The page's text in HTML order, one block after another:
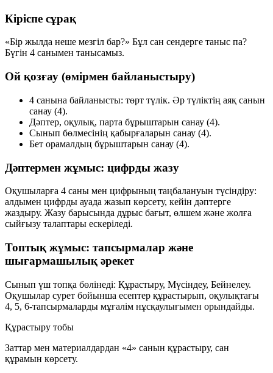
Кіріспе сұрақ
«Бір жылда неше мезгіл бар?» Бұл сан сендерге таныс па?
Бүгін 4 санымен танысамыз.
Ой қозғау (өмірмен байланыстыру)
4 санына байланысты: төрт түлік. Әр түліктің аяқ санын
санау (4).
Дәптер, оқулық, парта бұрыштарын санау (4).
Сынып бөлмесінің қабырғаларын санау (4).
Бет орамалдың бұрыштарын санау (4).
Дәптермен жұмыс: цифрды жазу
Оқушыларға 4 саны мен цифрының таңбалануын түсіндіру:
алдымен цифрды ауада жазып көрсету, кейін дәптерге
жаздыру. Жазу барысында дұрыс бағыт, өлшем және жолға
сыйғызу талаптары ескеріледі.
Топтық жұмыс: тапсырмалар және
шығармашылық әрекет
Сынып үш топқа бөлінеді: Құрастыру, Мүсіндеу, Бейнелеу.
Оқушылар сурет бойынша есептер құрастырып, оқулықтағы
4, 5, 6-тапсырмаларды мұғалім нұсқаулығымен орындайды.
Құрастыру тобы
Заттар мен материалдардан «4» санын құрастыру, сан
құрамын көрсету.